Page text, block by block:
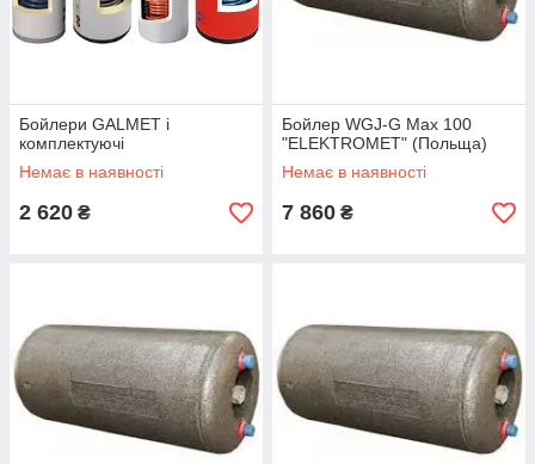
Бойлери GALMET і
комплектуючі
Немає в наявності
2 620 ₴
Бойлер WGJ-G Max 100
"ELEKTROMET" (Польща)
Немає в наявності
7 860 ₴